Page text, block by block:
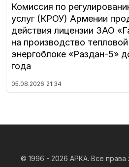
Комиссия по
услуг (КРОУ) Армении
действия лицензии ЗАО
на производство
энергоблоке «Раздан-5»
года
05.08.2026 21:34
© 1996 - 2026 АРКА. Все